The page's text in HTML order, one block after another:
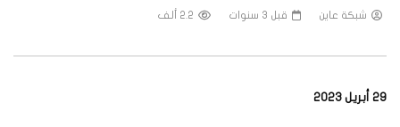
شبكة عاين قبل 3 سنوات 2.2 ألف
29 أبريل 2023